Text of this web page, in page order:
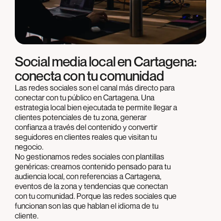
Social media local en Cartagena:
conecta con tu comunidad
Las redes sociales son el canal más directo para
conectar con tu público en Cartagena. Una
estrategia local bien ejecutada te permite llegar a
clientes potenciales de tu zona, generar
confianza a través del contenido y convertir
seguidores en clientes reales que visitan tu
negocio.
No gestionamos redes sociales con plantillas
genéricas: creamos contenido pensado para tu
audiencia local, con referencias a Cartagena,
eventos de la zona y tendencias que conectan
con tu comunidad. Porque las redes sociales que
funcionan son las que hablan el idioma de tu
cliente.